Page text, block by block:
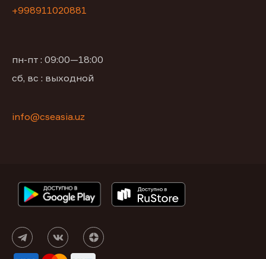
+998911020881
пн-пт : 09:00—18:00
сб, вс : выходной
info@cseasia.uz